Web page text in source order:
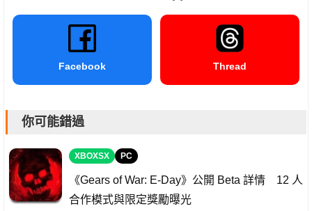
Facebook Thread
你可能錯過
XBOXSX PC
《Gears of War: E-Day》公開 Beta 詳情 12 人
合作模式與限定獎勵曝光